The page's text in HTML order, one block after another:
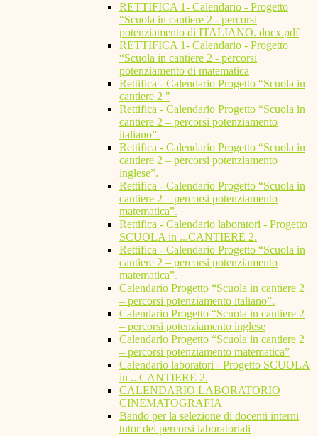
RETTIFICA 1- Calendario - Progetto
“Scuola in cantiere 2 - percorsi
potenziamento di ITALIANO. docx.pdf
RETTIFICA 1- Calendario - Progetto
“Scuola in cantiere 2 - percorsi
potenziamento di matematica
Rettifica - Calendario Progetto “Scuola in
cantiere 2 "
Rettifica - Calendario Progetto “Scuola in
cantiere 2 – percorsi potenziamento
italiano”.
Rettifica - Calendario Progetto “Scuola in
cantiere 2 – percorsi potenziamento
inglese”.
Rettifica - Calendario Progetto “Scuola in
cantiere 2 – percorsi potenziamento
matematica”.
Rettifica - Calendario laboratori - Progetto
SCUOLA in ...CANTIERE 2.
Rettifica - Calendario Progetto “Scuola in
cantiere 2 – percorsi potenziamento
matematica”.
Calendario Progetto “Scuola in cantiere 2
– percorsi potenziamento italiano”.
Calendario Progetto “Scuola in cantiere 2
– percorsi potenziamento inglese
Calendario Progetto “Scuola in cantiere 2
– percorsi potenziamento matematica”
Calendario laboratori - Progetto SCUOLA
in ...CANTIERE 2.
CALENDARIO LABORATORIO
CINEMATOGRAFIA
Bando per la selezione di docenti interni
tutor dei percorsi laboratoriali